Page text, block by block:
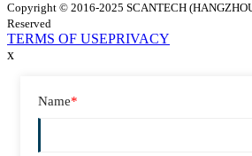
Copyright © 2016-2025 SCANTECH
Reserved
TERMS OF USEPRIVACY
x
Name*